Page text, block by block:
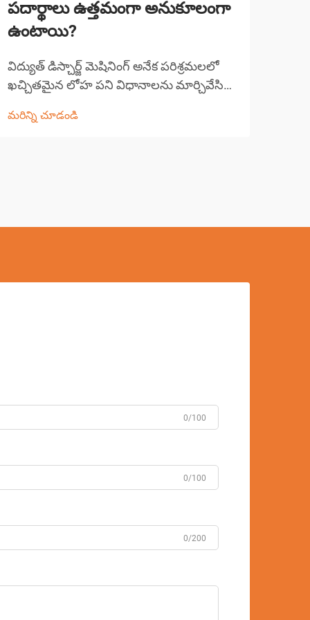
పదార్థాలు ఉత్తమంగా అనుకూలంగా
ఉంటాయి?
విద్యుత్ డిస్చార్జ్ మెషినింగ్ అనేక పరిశ్రమలలో
ఖచ్చితమైన లోహ పని విధానాలను మార్చివేసిన
ఈ అభివృద్ధి చెందిన పద్ధతి వాహక పదార్థాల
మరిన్ని చూడండి
0/100
0/100
0/200